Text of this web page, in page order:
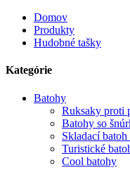
Domov
Produkty
Hudobné tašky
Kategórie
Batohy
Ruksaky proti
Batohy so
Skladací batoh
Turistické
Cool batohy